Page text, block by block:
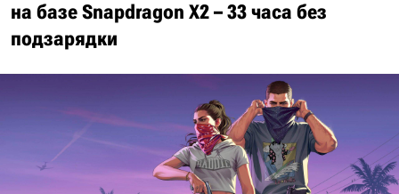
на базе Snapdragon X2 – 33 часа без
подзарядки